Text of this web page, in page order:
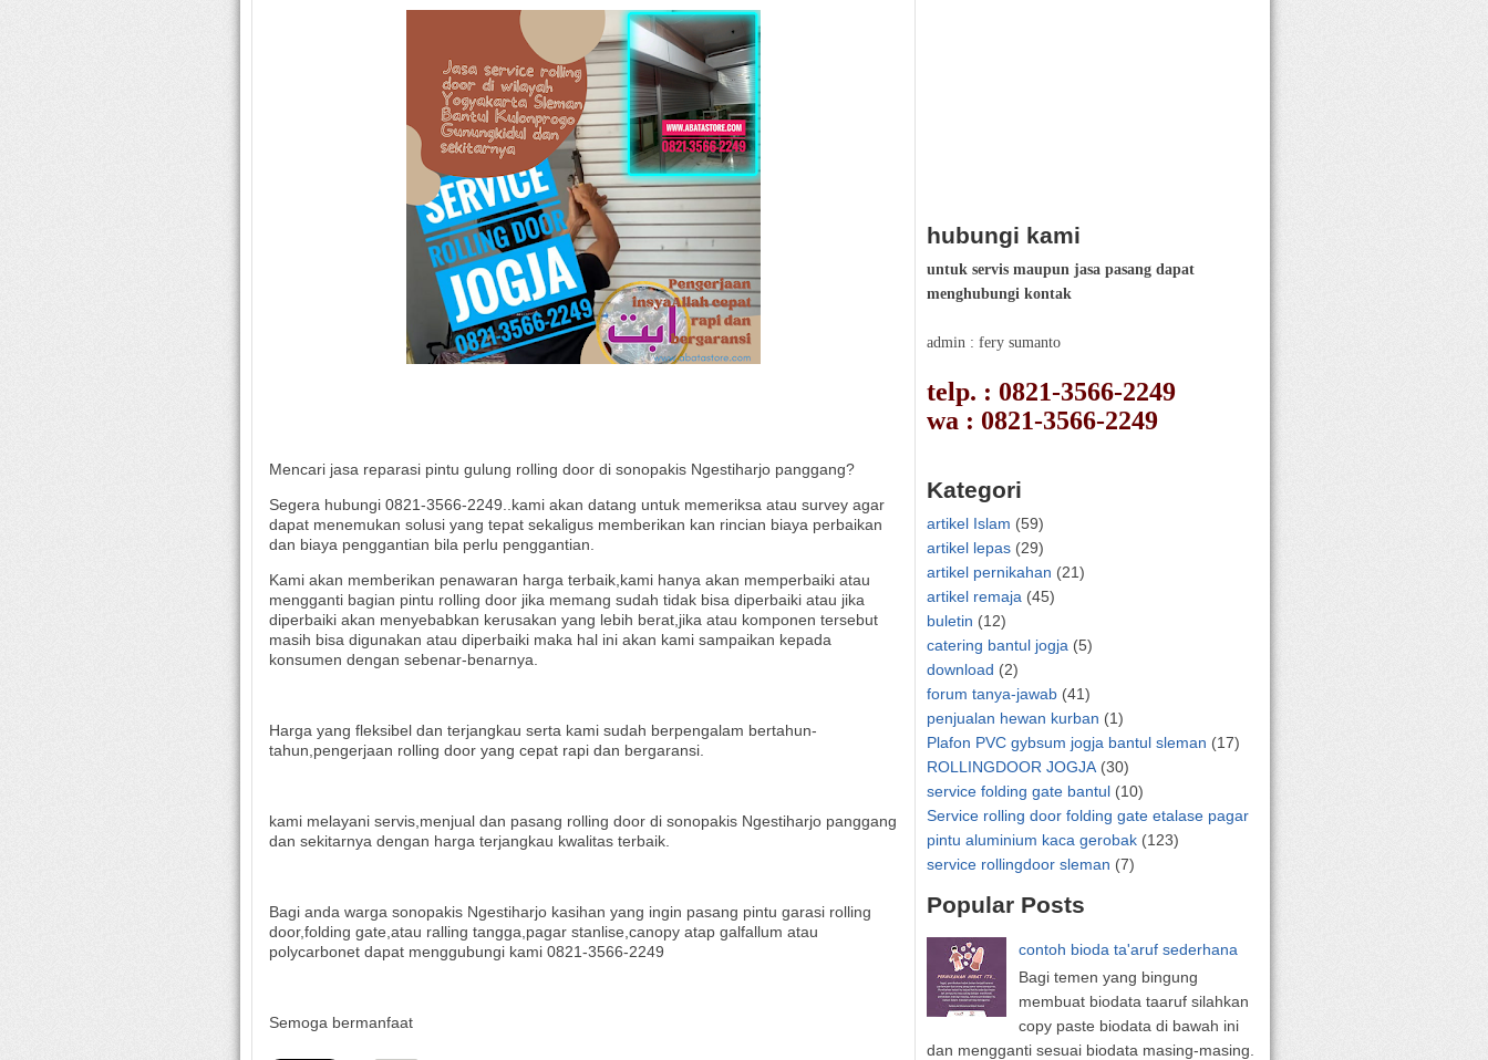
Mencari jasa reparasi pintu gulung rolling door di sonopakis Ngestiharjo panggang?
Segera hubungi 0821-3566-2249..kami akan datang untuk memeriksa atau survey agar
dapat menemukan solusi yang tepat sekaligus memberikan kan rincian biaya perbaikan
dan biaya penggantian bila perlu penggantian.
Kami akan memberikan penawaran harga terbaik,kami hanya akan memperbaiki atau
mengganti bagian pintu rolling door jika memang sudah tidak bisa diperbaiki atau jika
diperbaiki akan menyebabkan kerusakan yang lebih berat,jika atau komponen tersebut
masih bisa digunakan atau diperbaiki maka hal ini akan kami sampaikan kepada
konsumen dengan sebenar-benarnya.
Harga yang fleksibel dan terjangkau serta kami sudah berpengalam bertahun-
tahun,pengerjaan rolling door yang cepat rapi dan bergaransi.
kami melayani servis,menjual dan pasang rolling door di sonopakis Ngestiharjo panggang
dan sekitarnya dengan harga terjangkau kwalitas terbaik.
Bagi anda warga sonopakis Ngestiharjo kasihan yang ingin pasang pintu garasi rolling
door,folding gate,atau ralling tangga,pagar stanlise,canopy atap galfallum atau
polycarbonet dapat menggubungi kami 0821-3566-2249
Semoga bermanfaat
hubungi kami
untuk servis maupun jasa pasang dapat
menghubungi kontak
admin : fery sumanto
telp. : 0821-3566-2249
wa : 0821-3566-2249
Kategori
artikel Islam (59)
artikel lepas (29)
artikel pernikahan (21)
artikel remaja (45)
buletin (12)
catering bantul jogja (5)
download (2)
forum tanya-jawab (41)
penjualan hewan kurban (1)
Plafon PVC gybsum jogja bantul sleman (17)
ROLLINGDOOR JOGJA (30)
service folding gate bantul (10)
Service rolling door folding gate etalase pagar
pintu aluminium kaca gerobak (123)
service rollingdoor sleman (7)
Popular Posts
contoh bioda ta'aruf sederhana
Bagi temen yang bingung
membuat biodata taaruf silahkan
copy paste biodata di bawah ini
dan mengganti sesuai biodata masing-masing.